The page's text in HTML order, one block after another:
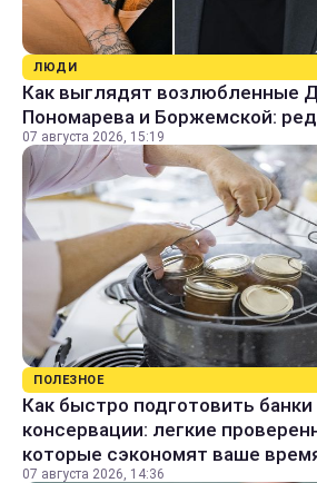
ЛЮДИ
Как выглядят возлюбленные
Пономарева и Боржемской:
07 августа 2026, 15:19
ПОЛЕЗНОЕ
Как быстро подготовить
консервации: легкие
которые сэкономят ваше
07 августа 2026, 14:36